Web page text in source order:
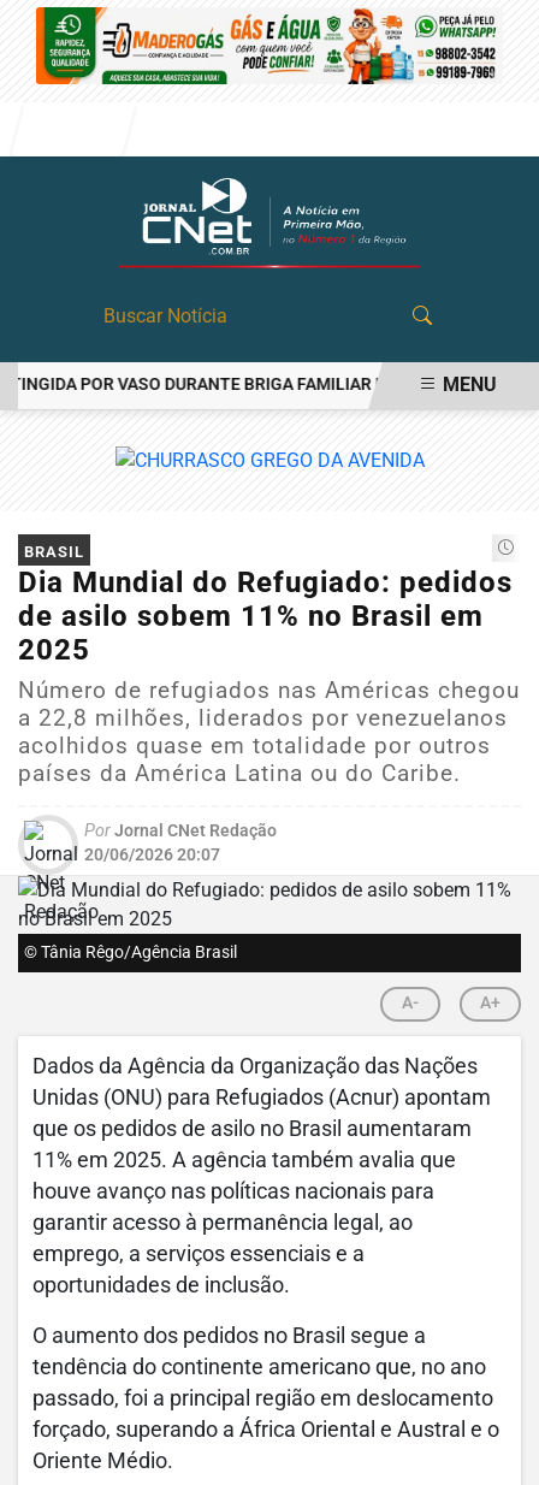
POR VASO DURANTE BRIGA FAMILIAR EM ANGATUBA GCM
MENU
BRASIL
Dia Mundial do Refugiado: pedidos
de asilo sobem 11% no Brasil em
2025
Número de refugiados nas Américas chegou
a 22,8 milhões, liderados por venezuelanos
acolhidos quase em totalidade por outros
países da América Latina ou do Caribe.
PorJornal CNet Redação
20/06/2026 20:07
© Tânia Rêgo/Agência Brasil
A- A+
Dados da Agência da Organização das Nações
Unidas (ONU) para Refugiados (Acnur) apontam
que os pedidos de asilo no Brasil aumentaram
11% em 2025. A agência também avalia que
houve avanço nas políticas nacionais para
garantir acesso à permanência legal, ao
emprego, a serviços essenciais e a
oportunidades de inclusão.
O aumento dos pedidos no Brasil segue a
tendência do continente americano que, no ano
passado, foi a principal região em deslocamento
forçado, superando a África Oriental e Austral e o
Oriente Médio.